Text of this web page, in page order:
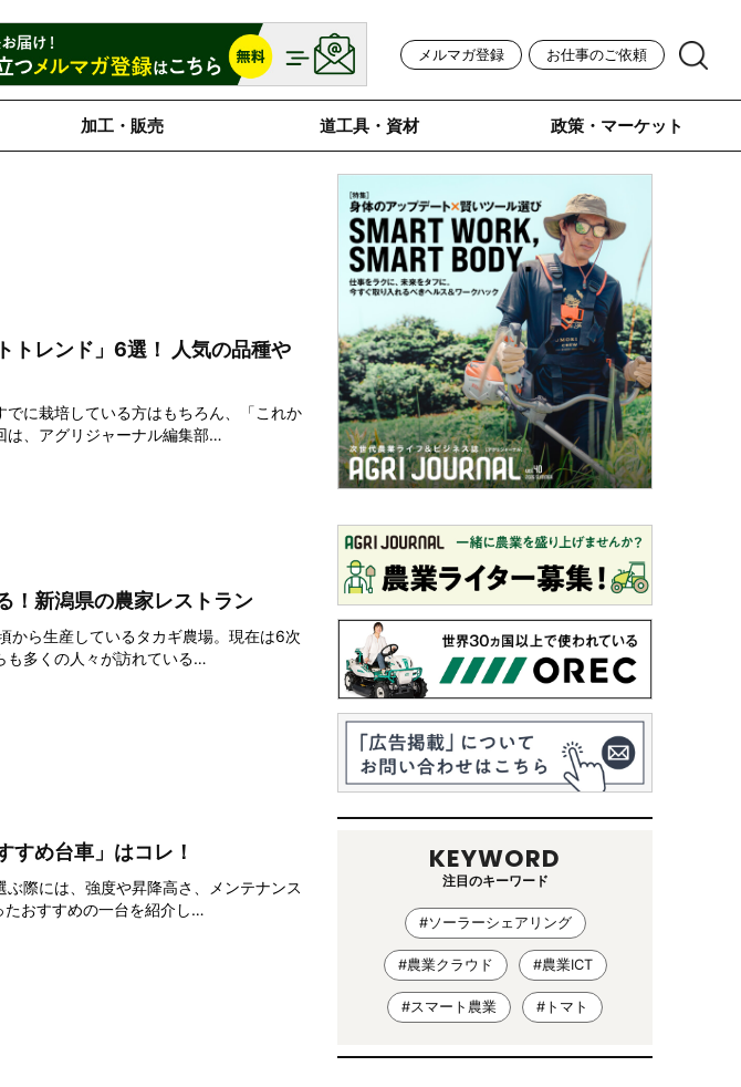
メルマガ登録 お仕事のご依頼
加工・販売 道工具・資材 政策・マーケット
トレンド」6選！ 人気の品種や
に栽培している方はもちろん、「これか
は、アグリジャーナル編集部…
！新潟県の農家レストラン
から生産しているタカギ農場。現在は6次
も多くの人々が訪れている…
すめ台車」はコレ！
際には、強度や昇降高さ、メンテナンス
おすすめの一台を紹介し…
KEYWORD
注目のキーワード
#ソーラーシェアリング
#農業クラウド #農業ICT
#スマート農業 #トマト